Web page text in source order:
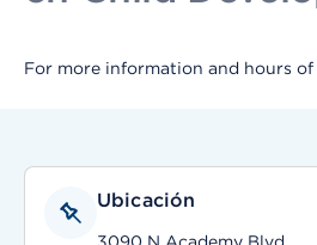
For more information and hours
Ubicación